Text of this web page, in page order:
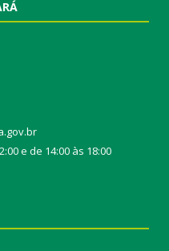
e de 14:00 às 18:00